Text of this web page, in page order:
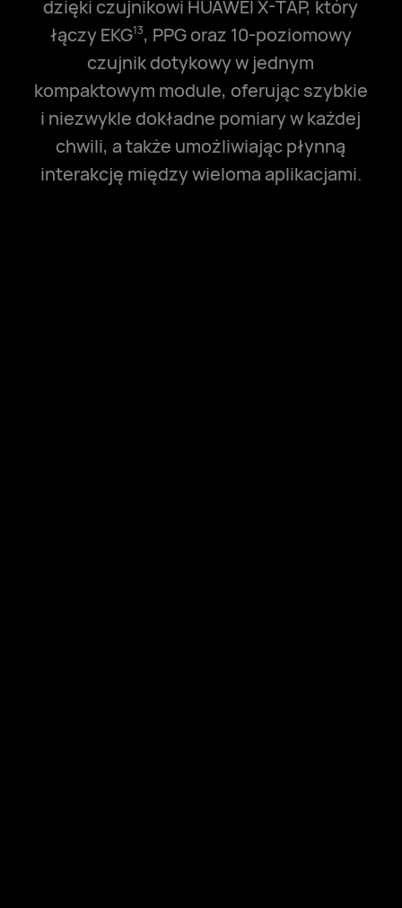
dzięki czujnikowi HUAWEI X-TAP, który
łączy EKG13, PPG oraz 10-poziomowy
czujnik dotykowy w jednym
kompaktowym module, oferując szybkie
i niezwykle dokładne pomiary w każdej
chwili, a także umożliwiając płynną
interakcję między wieloma aplikacjami.